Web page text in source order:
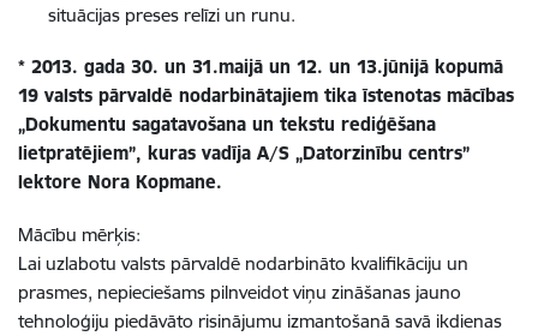
situācijas preses relīzi un runu.
* 2013. gada 30. un 31.maijā un 12. un 13.jūnijā kopumā
19 valsts pārvaldē nodarbinātajiem tika īstenotas mācības
„Dokumentu sagatavošana un tekstu rediģēšana
lietpratējiem”, kuras vadīja A/S „Datorzinību centrs”
lektore Nora Kopmane.
Mācību mērķis:
Lai uzlabotu valsts pārvaldē nodarbināto kvalifikāciju un
prasmes, nepieciešams pilnveidot viņu zināšanas jauno
tehnoloģiju piedāvāto risinājumu izmantošanā savā ikdienas